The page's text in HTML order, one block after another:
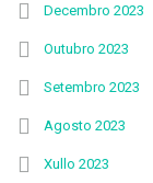
Decembro 2023
Outubro 2023
Setembro 2023
Agosto 2023
Xullo 2023